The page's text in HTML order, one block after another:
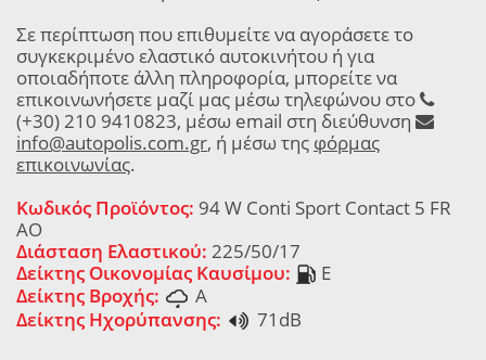
Σε περίπτωση που επιθυμείτε να αγοράσετε το
συγκεκριμένο ελαστικό αυτοκινήτου ή για
οποιαδήποτε άλλη πληροφορία, μπορείτε να
επικοινωνήσετε μαζί μας μέσω τηλεφώνου στο
(+30) 210 9410823, μέσω email στη διεύθυνση
info@autopolis.com.gr, ή μέσω της φόρμας
επικοινωνίας.
Κωδικός Προϊόντος: 94 W Conti Sport Contact 5 FR
AO
Διάσταση Ελαστικού: 225/50/17
Δείκτης Οικονομίας Καυσίμου:
E
Δείκτης Βροχής:
A
Δείκτης Ηχορύπανσης:
71dB